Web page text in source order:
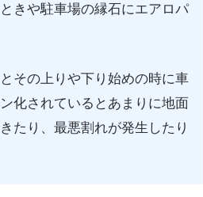
きや駐車場の縁石にエアロパ
その上りや下り始めの時に車
化されているとあまりに地面
たり、最悪割れが発生したり